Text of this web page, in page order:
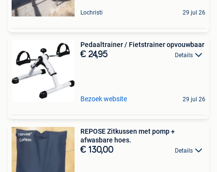
Lochristi 29 jul 26
Pedaaltrainer / Fietstrainer opvouwbaar
€ 24,95 Details
Bezoek website 29 jul 26
REPOSE Zitkussen met pomp +
afwasbare hoes.
€ 130,00 Details